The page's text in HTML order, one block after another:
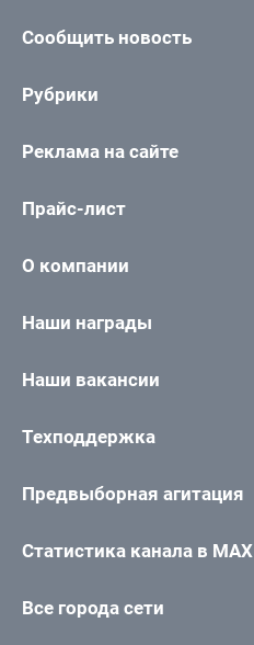
Сообщить новость
Рубрики
Реклама на сайте
Прайс-лист
О компании
Наши награды
Наши вакансии
Техподдержка
Предвыборная агитация
Статистика канала в MAX
Все города сети